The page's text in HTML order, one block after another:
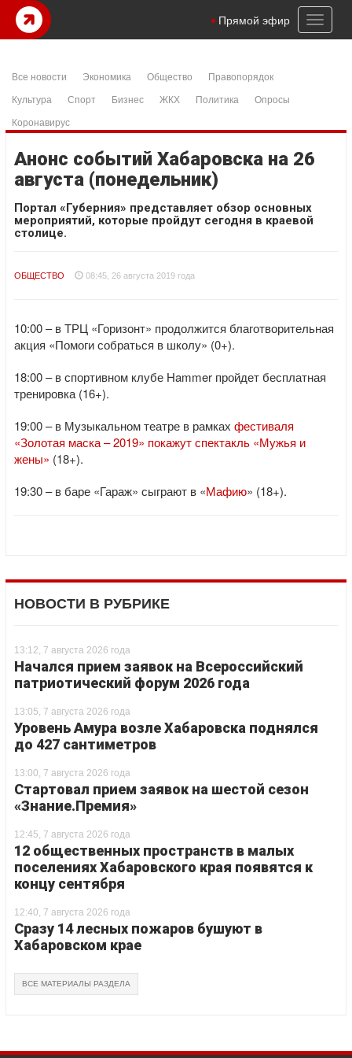
Toggle
Прямой эфир
Все новости Экономика Общество
Правопорядок
Культура
Спорт Бизнес ЖКХ Политика
Опросы
Коронавирус
Анонс событий Хабаровска на 26
августа (понедельник)
Портал «Губерния» представляет обзор основных
мероприятий, которые пройдут сегодня в краевой
столице.
ОБЩЕСТВО 08:45, 26 августа 2019 года
10:00 – в ТРЦ «Горизонт» продолжится благотворительная
акция «Помоги собраться в школу» (0+).
18:00 – в спортивном клубе Hammer пройдет бесплатная
тренировка (16+).
19:00 – в Музыкальном театре в рамках фестиваля
«Золотая маска – 2019» покажут спектакль «Мужья и
жены» (18+).
19:30 – в баре «Гараж» сыграют в «Мафию» (18+).
НОВОСТИ В РУБРИКЕ
13:12, 7 августа 2026 года
Начался прием заявок на Всероссийский
патриотический форум 2026 года
13:05, 7 августа 2026 года
Уровень Амура возле Хабаровска поднялся
до 427 сантиметров
13:00, 7 августа 2026 года
Стартовал прием заявок на шестой сезон
«Знание.Премия»
12:45, 7 августа 2026 года
12 общественных пространств в малых
поселениях Хабаровского края появятся к
концу сентября
12:40, 7 августа 2026 года
Сразу 14 лесных пожаров бушуют в
Хабаровском крае
ВСЕ МАТЕРИАЛЫ РАЗДЕЛА